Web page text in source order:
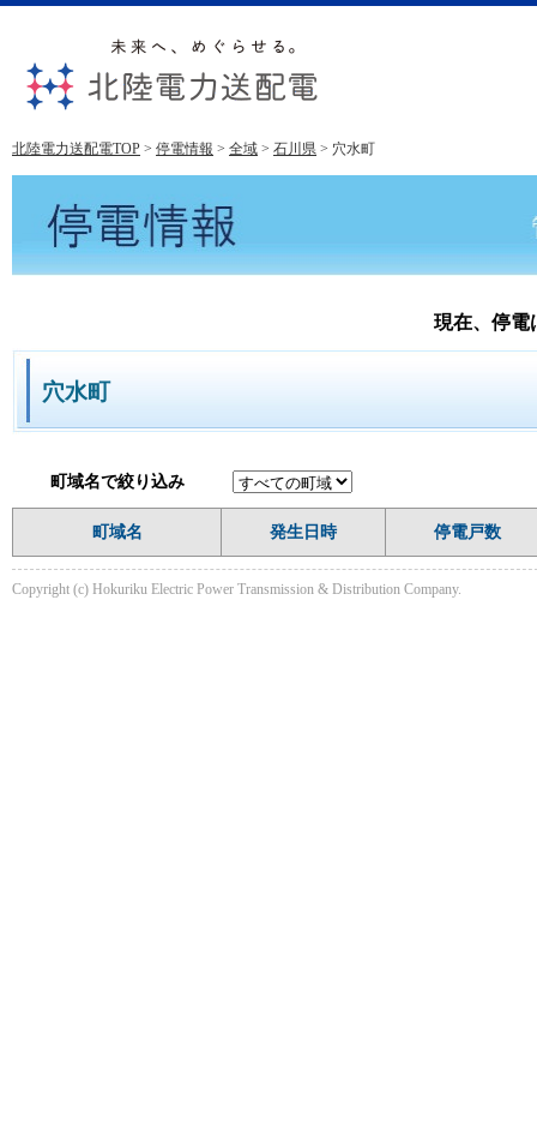
北陸電力送配電TOP > 停電情報 > 全域 > 石川県 > 穴水町
現在、停電
穴水町
町域名で絞り込み
町域名 発生日時 停電戸数
Copyright (c) Hokuriku Electric Power Transmission & Distribution Company.